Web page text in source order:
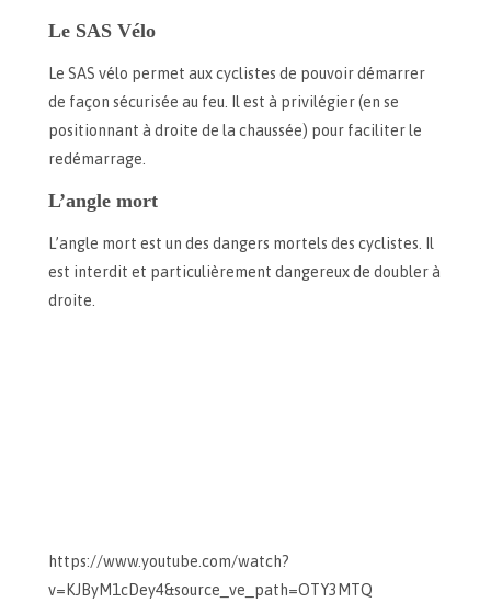
Le SAS Vélo
Le SAS vélo permet aux cyclistes de pouvoir démarrer
de façon sécurisée au feu. Il est à privilégier (en se
positionnant à droite de la chaussée) pour faciliter le
redémarrage.
L’angle mort
L’angle mort est un des dangers mortels des cyclistes. Il
est interdit et particulièrement dangereux de doubler à
droite.
https://www.youtube.com/watch?
v=KJByM1cDey4&source_ve_path=OTY3MTQ